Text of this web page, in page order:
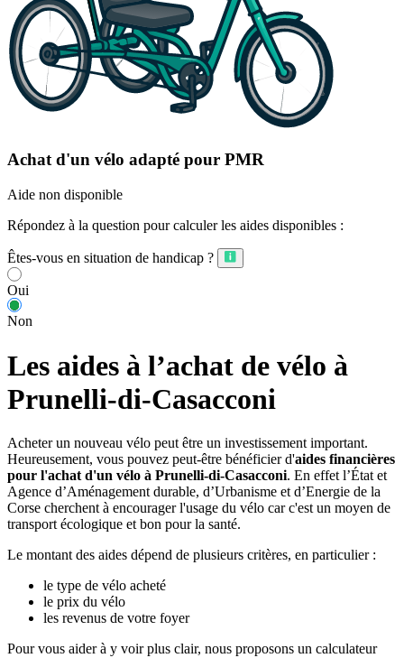
Achat d'un vélo adapté pour PMR
Aide non disponible
Répondez à la question pour calculer les aides disponibles :
Êtes-vous en situation de handicap ?
Oui
Non
Les aides à l’achat de vélo à
Prunelli-di-Casacconi
Acheter un nouveau vélo peut être un investissement important.
Heureusement, vous pouvez peut-être bénéficier d'aides financières
pour l'achat d'un vélo à Prunelli-di-Casacconi. En effet l’État et
Agence d’Aménagement durable, d’Urbanisme et d’Energie de la
Corse cherchent à encourager l'usage du vélo car c'est un moyen de
transport écologique et bon pour la santé.
Le montant des aides dépend de plusieurs critères, en particulier :
le type de vélo acheté
le prix du vélo
les revenus de votre foyer
Pour vous aider à y voir plus clair, nous proposons un calculateur